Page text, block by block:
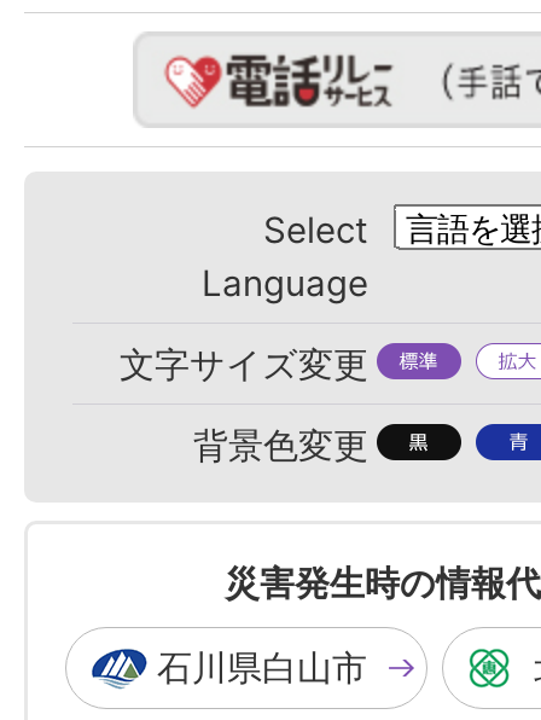
Select
Language
文字サイズ変更 標
準
拡
大
背景色変更 背
色
を
黒
色
に
背
色
を
青
色
に
災害発生時の情報
石川県白山市